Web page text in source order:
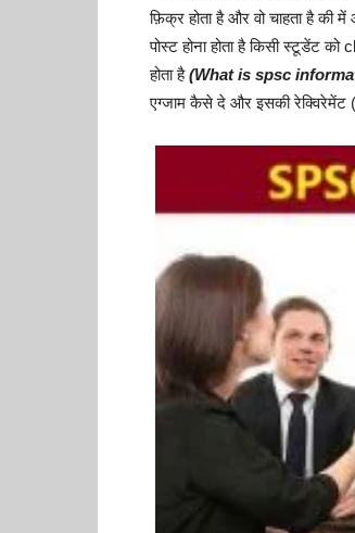
फ़िक्र होता है और वो चाहता है की
पोस्ट होना होता है किसी स्टूडेंट
होता है(What is spsc
एग्जाम कैसे दे और इसकी रेक्विरेमेंट